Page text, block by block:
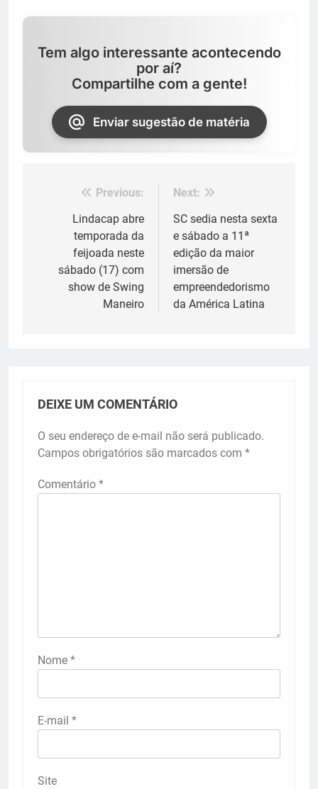
Tem algo interessante acontecendo
por aí?
Compartilhe com a gente!
Enviar sugestão de matéria
Navegação
Previous:
Lindacap abre
temporada da
feijoada neste
sábado (17) com
show de Swing
Maneiro
Next:
SC sedia nesta sexta
e sábado a 11ª
edição da maior
imersão de
empreendedorismo
da América Latina
DEIXE UM COMENTÁRIO
O seu endereço de e-mail não será publicado.
Campos obrigatórios são marcados com *
Comentário *
Nome *
E-mail *
Site